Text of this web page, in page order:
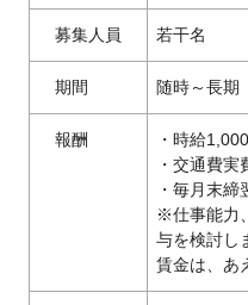
募集人員 若干名
期間 随時～長期
報酬
・時給
・交通費実
・毎月末
※仕事能力
与を検討し
賃金は、あ